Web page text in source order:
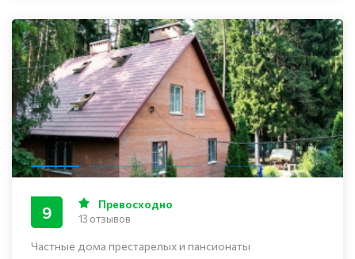
Частные дома престарелых и пансионаты
9 Превосходно
13 отзывов